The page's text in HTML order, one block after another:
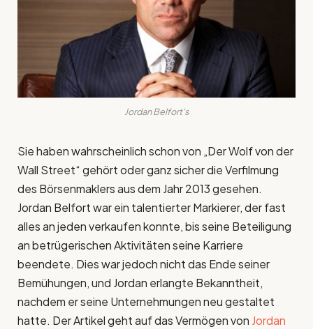
Jordan Belfort's
Sie haben wahrscheinlich schon von „Der Wolf von der
Wall Street“ gehört oder ganz sicher die Verfilmung
des Börsenmaklers aus dem Jahr 2013 gesehen.
Jordan Belfort war ein talentierter Markierer, der fast
alles an jeden verkaufen konnte, bis seine Beteiligung
an betrügerischen Aktivitäten seine Karriere
beendete. Dies war jedoch nicht das Ende seiner
Bemühungen, und Jordan erlangte Bekanntheit,
nachdem er seine Unternehmungen neu gestaltet
hatte. Der Artikel geht auf das Vermögen von Jordan